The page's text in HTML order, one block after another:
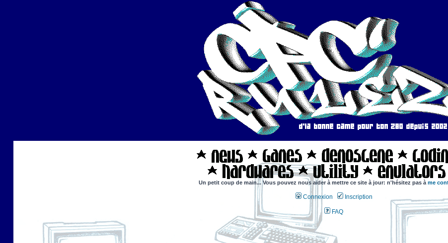
Un petit coup de main... Vous pouvez nous aider à mettre ce site à jour: n'hésitez pas à me
Connexion Inscription
FAQ